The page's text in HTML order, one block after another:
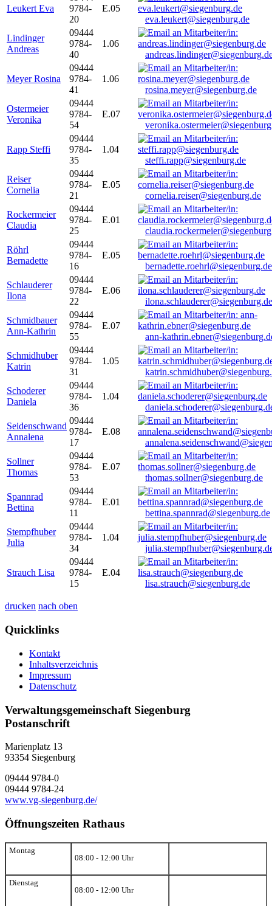
Leukert Eva
9784-
20
E.05
eva.leukert@siegenburg.de
Lindinger
Andreas
09444
9784-
40
1.06
Meyer Rosina
09444
9784-
41
1.06
rosina.meyer@siegenburg.de
Ostermeier
Veronika
09444
9784-
54
E.07
Rapp Steffi
09444
9784-
35
1.04
steffi.rapp@siegenburg.de
Reiser
Cornelia
09444
9784-
21
E.05
cornelia.reiser@siegenburg.de
Rockermeier
Claudia
09444
9784-
25
E.01
Röhrl
Bernadette
09444
9784-
16
E.05
bernadette.roehrl@siegenburg.de
Schlauderer
Ilona
09444
9784-
22
E.06
ilona.schlauderer@siegenburg.de
Schmidbauer
Ann-Kathrin
09444
9784-
55
E.07
ann-
Schmidhuber
Katrin
09444
9784-
31
1.05
Schoderer
Daniela
09444
9784-
36
1.04
Seidenschwand
Annalena
09444
9784-
17
E.08
Sollner
Thomas
09444
9784-
53
E.07
thomas.sollner@siegenburg.de
Spannrad
Bettina
09444
9784-
11
E.01
bettina.spannrad@siegenburg.de
Stempfhuber
Julia
09444
9784-
34
1.04
Strauch Lisa
09444
9784-
15
E.04
lisa.strauch@siegenburg.de
drucken nach oben
Quicklinks
Kontakt
Inhaltsverzeichnis
Impressum
Datenschutz
Verwaltungsgemeinschaft Siegenburg
Postanschrift
Marienplatz 13
93354 Siegenburg
09444 9784-0
09444 9784-24
www.vg-siegenburg.de/
Öffnungszeiten Rathaus
Montag
08:00 - 12:00 Uhr
Dienstag
08:00 - 12:00 Uhr